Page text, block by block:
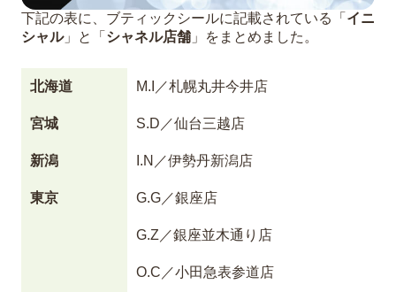
下記の表に、ブティックシールに記載されている「 イニ
シャル」と「 シャネル店舗 」をまとめました。
北海道 M.I／札幌丸井今井店
宮城 S.D／仙台三越店
新潟 I.N／伊勢丹新潟店
東京 G.G／銀座店
G.Z／銀座並木通り店
O.C／小田急表参道店